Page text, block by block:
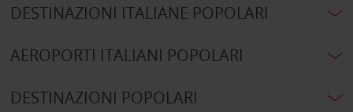
DESTINAZIONI ITALIANE POPOLARI
AEROPORTI ITALIANI POPOLARI
DESTINAZIONI POPOLARI